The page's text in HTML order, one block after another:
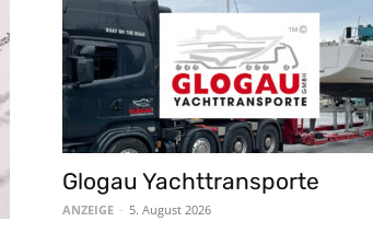
Glogau Yachttransporte
ANZEIGE - 5. August 2026